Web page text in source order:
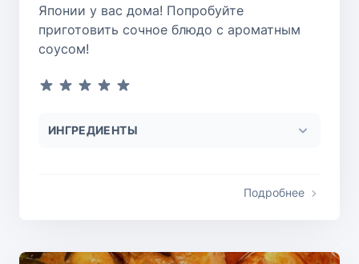
Японии у вас дома! Попробуйте
приготовить сочное блюдо с ароматным
соусом!
ИНГРЕДИЕНТЫ
Подробнее